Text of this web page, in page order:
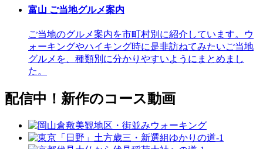
富山 ご当地グルメ案内
ご当地のグルメ案内を市町村別に紹介しています。ウ
ォーキングやハイキング時に是非訪ねてみたいご当地
グルメを、種類別に分かりやすいようにまとめまし
た。
配信中！新作のコース動画